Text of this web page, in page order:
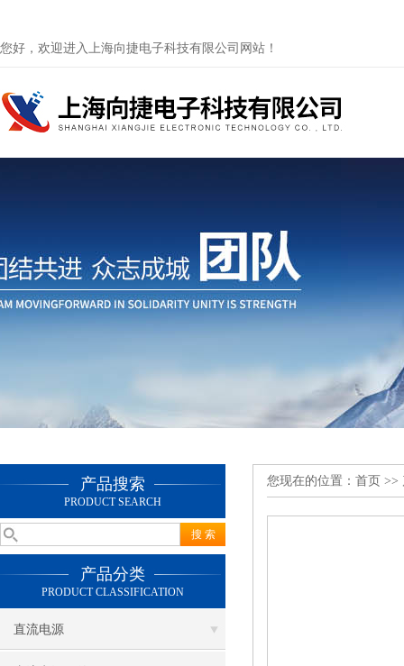
您好，欢迎进入上海向捷电子科技有限公司网站！
产品搜索
PRODUCT SEARCH
产品分类
PRODUCT CLASSIFICATION
直流电源
您现在的位置： 首页 >>